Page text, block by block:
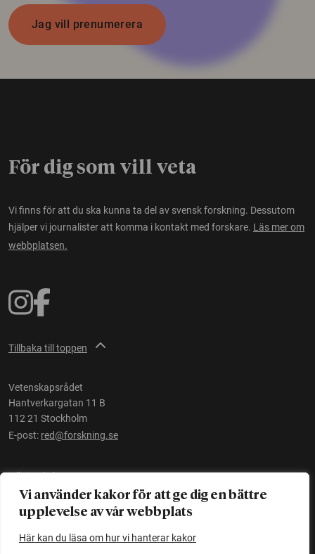
Vi använder kakor för att ge dig en bättre
upplevelse av vår webbplats
Här kan du läsa om hur vi hanterar kakor
Jag vill prenumerera
För dig som vill veta
Vi finns för att du ska kunna ta del av svensk forskning. Dessutom
hjälper vi journalister att komma i kontakt med forskare. Läs mer om
webbplatsen.
Tillbaka till toppen
Vetenskapsrådet
Hantverkargatan 11 B
112 21 Stockholm
E-post: red@forskning.se
Tillgänglighet
Ett initiativ avVetenskapsrådet